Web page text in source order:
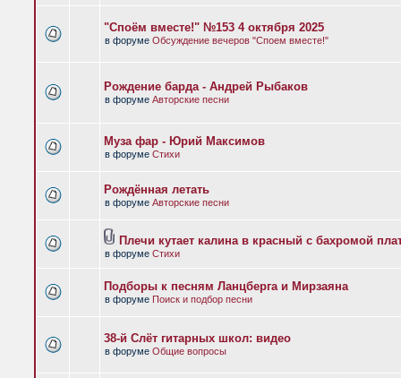
"Споём вместе!" №153 4 октября 2025
в форуме Обсуждение вечеров "Споем вместе!"
Рождение барда - Андрей Рыбаков
в форуме Авторские песни
Муза фар - Юрий Максимов
в форуме Стихи
Рождённая летать
в форуме Авторские песни
Плечи кутает калина в красный с бахромой
в форуме Стихи
Подборы к песням Ланцберга и Мирзаяна
в форуме Поиск и подбор песни
38-й Слёт гитарных школ: видео
в форуме Общие вопросы